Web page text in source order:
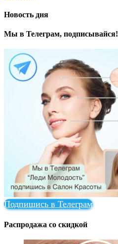
Новость дня
Мы в Телеграм, подписывайся!
Подпишись в Телеграм
Распродажа со скидкой